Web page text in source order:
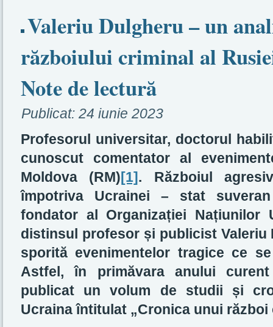
Valeriu Dulgheru – un
războiului criminal al
Note de lectură
Publicat: 24 iunie 2023
Profesorul universitar, doctorul
cunoscut comentator al
Moldova (RM)[1]. Războiul
împotriva Ucrainei – stat
fondator al Organizației
distinsul profesor și publicist Valeriu
sporită evenimentelor tragice ce
Astfel, în primăvara anului
publicat un volum de studii și
Ucraina întitulat „Cronica unui război